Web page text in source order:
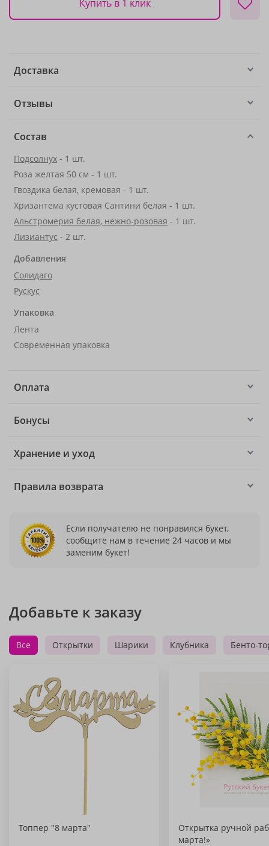
Купить в 1 клик
Доставка
Отзывы
Состав
Подсолнух - 1 шт.
Роза желтая 50 см - 1 шт.
Гвоздика белая, кремовая - 1 шт.
Хризантема кустовая Сантини белая - 1 шт.
Альстромерия белая, нежно-розовая - 1 шт.
Лизиантус - 2 шт.
Добавления
Солидаго
Рускус
Упаковка
Лента
Современная упаковка
Оплата
Бонусы
Хранение и уход
Правила возврата
Если получателю не понравился букет,
сообщите нам в течение 24 часов и мы
заменим букет!
Добавьте к заказу
Все Открытки Шарики Клубника Бенто-
Топпер "8 марта"
Открытка ручной
марта!»